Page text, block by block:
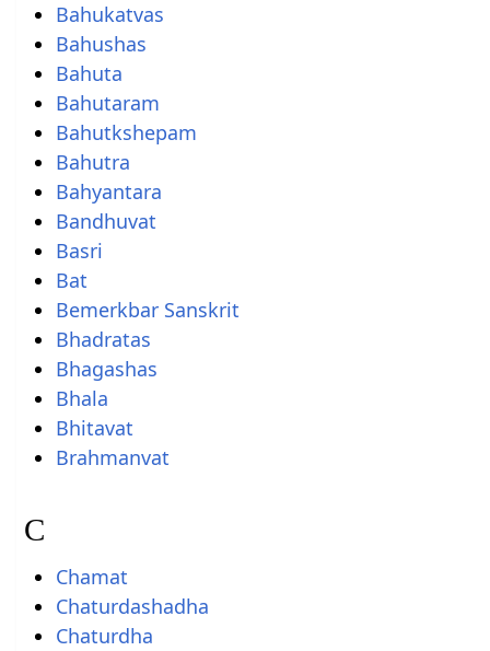
Bahukatvas
Bahushas
Bahuta
Bahutaram
Bahutkshepam
Bahutra
Bahyantara
Bandhuvat
Basri
Bat
Bemerkbar Sanskrit
Bhadratas
Bhagashas
Bhala
Bhitavat
Brahmanvat
C
Chamat
Chaturdashadha
Chaturdha